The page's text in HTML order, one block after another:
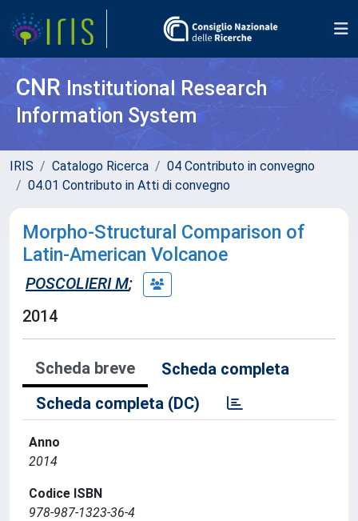
CNR Institutional Research
Information System
IRIS Catalogo Ricerca
04 Contributo in convegno
04.01 Contributo in Atti di convegno
Morpho-Structural Comparison of
Latin-American Volcanoe
POSCOLIERI M;
2014
Scheda breve
Scheda completa
Scheda completa (DC)
Anno
2014
Codice ISBN
978-987-1323-36-4